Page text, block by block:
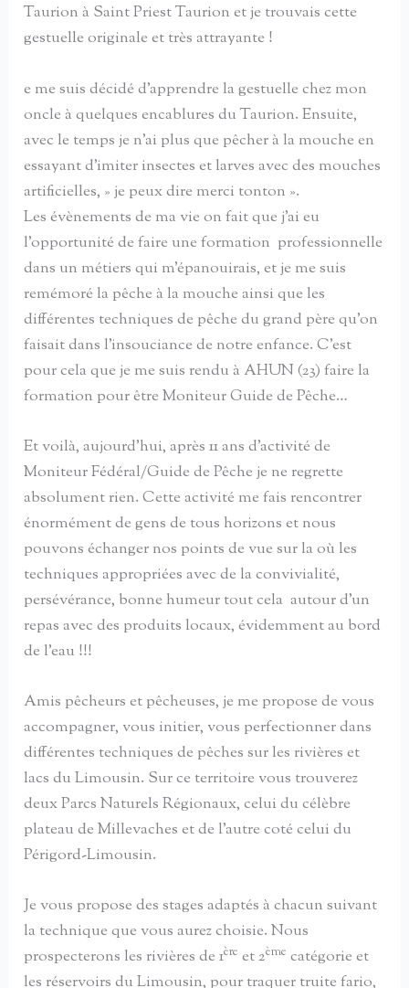
Taurion à Saint Priest Taurion et je trouvais cette
gestuelle originale et très attrayante !
e me suis décidé d’apprendre la gestuelle chez mon
oncle à quelques encablures du Taurion. Ensuite,
avec le temps je n’ai plus que pêcher à la mouche en
essayant d’imiter insectes et larves avec des mouches
artificielles, » je peux dire merci tonton ».
Les évènements de ma vie on fait que j’ai eu
l’opportunité de faire une formation professionnelle
dans un métiers qui m’épanouirais, et je me suis
remémoré la pêche à la mouche ainsi que les
différentes techniques de pêche du grand père qu’on
faisait dans l’insouciance de notre enfance. C’est
pour cela que je me suis rendu à AHUN (23) faire la
formation pour être Moniteur Guide de Pêche…
Et voilà, aujourd’hui, après 11 ans d’activité de
Moniteur Fédéral/Guide de Pêche je ne regrette
absolument rien. Cette activité me fais rencontrer
énormément de gens de tous horizons et nous
pouvons échanger nos points de vue sur la où les
techniques appropriées avec de la convivialité,
persévérance, bonne humeur tout cela autour d’un
repas avec des produits locaux, évidemment au bord
de l’eau !!!
Amis pêcheurs et pêcheuses, je me propose de vous
accompagner, vous initier, vous perfectionner dans
différentes techniques de pêches sur les rivières et
lacs du Limousin. Sur ce territoire vous trouverez
deux Parcs Naturels Régionaux, celui du célèbre
plateau de Millevaches et de l’autre coté celui du
Périgord-Limousin.
Je vous propose des stages adaptés à chacun suivant
la technique que vous aurez choisie. Nous
prospecterons les rivières de 1ère et 2ème catégorie et
les réservoirs du Limousin, pour traquer truite fario,